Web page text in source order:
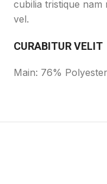
cubilia tristique
vel.
CURABITUR VELIT
Main: 76%